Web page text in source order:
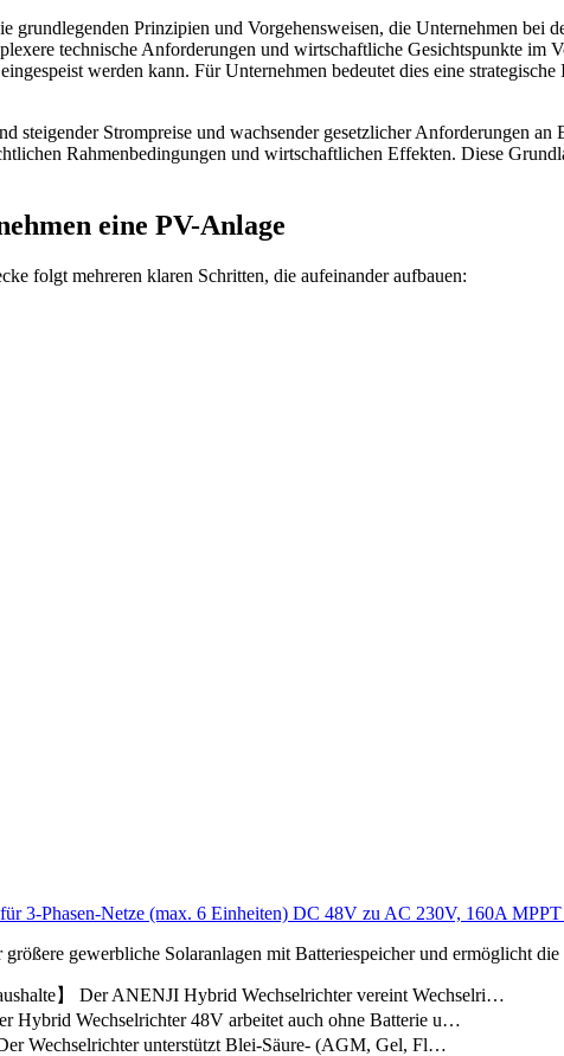
grundlegenden Prinzipien und Vorgehensweisen, die Unternehmen bei
technische Anforderungen und wirtschaftliche Gesichtspunkte
werden kann. Für Unternehmen bedeutet dies eine
steigender Strompreise und wachsender gesetzlicher Anforderungen
Rahmenbedingungen und wirtschaftlichen Effekten. Diese
eine PV-Anlage
folgt mehreren klaren Schritten, die aufeinander aufbauen:
3-Phasen-Netze (max. 6 Einheiten) DC 48V zu AC 230V, 160A
gewerbliche Solaranlagen mit Batteriespeicher und ermöglicht
】 Der ANENJI Hybrid Wechselrichter vereint Wechselri…
Hybrid Wechselrichter 48V arbeitet auch ohne Batterie u…
Wechselrichter unterstützt Blei-Säure- (AGM, Gel, Fl…